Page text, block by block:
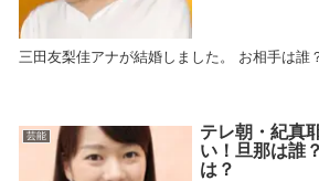
三田友梨佳アナが結婚しました。 お相手は誰
芸能
テレ朝・紀真
い！旦那は誰
は？